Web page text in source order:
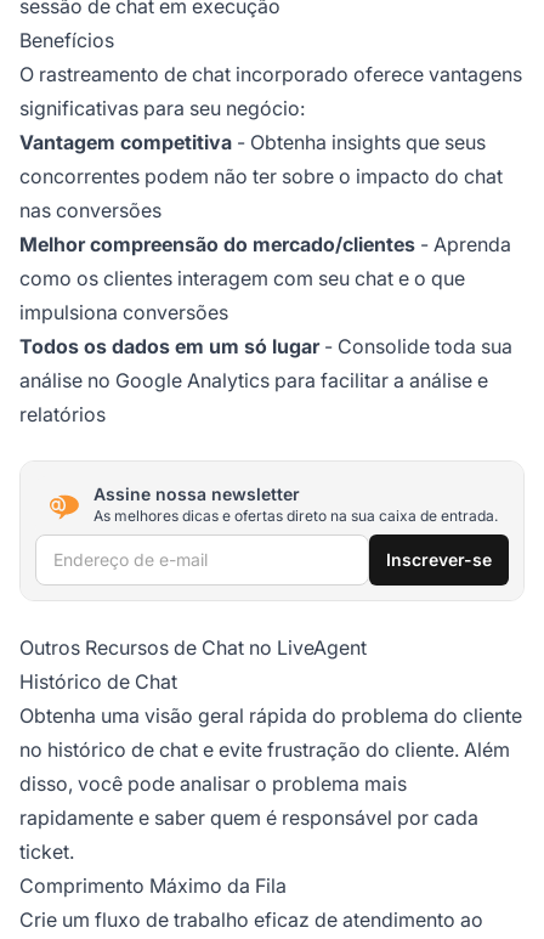
sessão de chat em execução
Benefícios
O rastreamento de chat incorporado oferece vantagens
significativas para seu negócio:
Vantagem competitiva - Obtenha insights que seus
concorrentes podem não ter sobre o impacto do chat
nas conversões
Melhor compreensão do mercado/clientes - Aprenda
como os clientes interagem com seu chat e o que
impulsiona conversões
Todos os dados em um só lugar- Consolide toda sua
análise no Google Analytics para facilitar a análise e
relatórios
Assine nossa newsletter
As melhores dicas e ofertas direto na sua caixa de entrada.
Endereço de e-mail Inscrever-se
Outros Recursos de Chat no LiveAgent
Histórico de Chat
Obtenha uma visão geral rápida do problema do cliente
no histórico de chat e evite frustração do cliente. Além
disso, você pode analisar o problema mais
rapidamente e saber quem é responsável por cada
ticket.
Comprimento Máximo da Fila
Crie um fluxo de trabalho eficaz de atendimento ao